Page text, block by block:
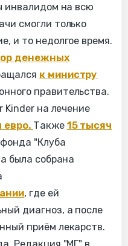
инвалидом на всю
смогли только
и то недолгое время.
денежных
к министру
правительства.
на лечение
евро. Также 15 тысяч
"Клуба
была собрана
, где ей
диагноз, а после
приём лекарств.
Редакция "МГ" в